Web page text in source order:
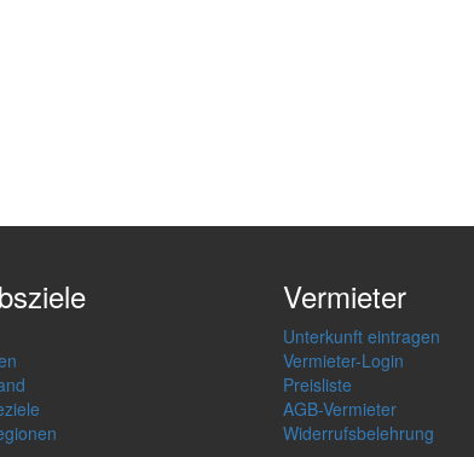
Vermieter
Unterkunft eintragen
Vermieter-Login
Preisliste
AGB-Vermieter
Widerrufsbelehrung